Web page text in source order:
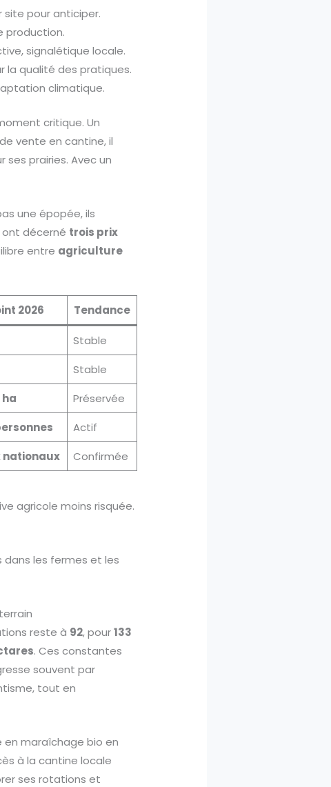
site pour anticiper.
production.
signalétique locale.
la qualité des pratiques.
climatique.
critique. Un
vente en cantine, il
prairies. Avec un
une épopée, ils
ont décerné trois prix
entre agriculture
2026 Tendance
Stable
Stable
ha
Préservée
Actif
nationaux Confirmée
agricole moins risquée.
les fermes et les
reste à 92, pour133
. Ces constantes
souvent par
tout en
en maraîchage bio en
à la cantine locale
ses rotations et